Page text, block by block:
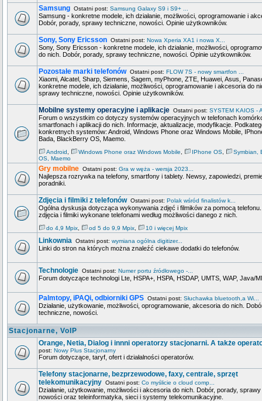
Samsung Ostatni post: Samsung Galaxy S9 i S9+ ...
Samsung - konkretne modele, ich działanie, możliwości, oprogramowanie i
Dobór, porady, sprawy techniczne, nowości. Opinie użytkowników.
Sony, Sony Ericsson Ostatni post: Nowa Xperia XA1 i nowa X...
Sony, Sony Ericsson - konkretne modele, ich działanie, możliwości,
do nich. Dobór, porady, sprawy techniczne, nowości. Opinie użytkowników.
Pozostałe marki telefonówOstatni post: FLOW 7S - nowy smartfon ...
Xiaomi, Alcatel, Sharp, Siemens, Sagem, myPhone, ZTE, Huawei, Asus,
konkretne modele, ich działanie, możliwości, oprogramowanie i akcesoria do
sprawy techniczne, nowości. Opinie użytkowników.
Mobilne systemy operacyjne i aplikacje Ostatni post: SYSTEM KAIOS -
Forum o wszystkim co dotyczy systemów operacyjnych w telefonach
smartfonach i aplikacji do nich. Informacje, aktualizacje, modyfikacje.
konkretnych systemów: Android, Windows Phone oraz Windows Mobile,
Bada, BlackBerry OS, Maemo.
Android Windows Phone oraz Windows Mobile IPhone OS
Symbian,
OS, Maemo
Gry mobilne Ostatni post: Gra w węża - wersja 2023...
Najlepsza rozrywka na telefony, smartfony i tablety. Newsy, zapowiedzi,
poradniki.
Zdjęcia i filmiki z telefonówOstatni post: Polak wśród finalistów k...
Ogólna dyskusja dotycząca wykonywania zdjęć i filmików za pomocą
zdjęcia i filmiki wykonane telefonami według możliwości danego z nich.
do 4,9 Mpix od 5 do 9,9 Mpix 10 i więcej Mpix
Linkownia Ostatni post: wymiana ogólna digitizer...
Linki do stron na których można znaleźć ciekawe dodatki do telefonów.
Technologie Ostatni post: Numer portu źródłowego -...
Forum dotyczące technologi Lte, HSPA+, HSPA, HSDAP, UMTS, WAP, Java/
Palmtopy, iPAQi, odbiorniki GPS Ostatni post: Słuchawka bluetooth,a Wi...
Działanie, użytkowanie, możliwości, oprogramowanie, akcesoria do nich.
techniczne, nowości.
Stacjonarne, VoIP
Orange, Netia, Dialog i innni operatorzy stacjonarni. A także
post: Nowy Plus Stacjonarny
Forum dotyczące, taryf, ofert i działalności operatorów.
Telefony stacjonarne, bezprzewodowe, faxy, centrale, sprzęt
telekomunikacyjny Ostatni post: Co myślicie o cloud comp...
Działanie, użytkowanie, możliwości i akcesoria do nich. Dobór, porady,
nowości oraz teleinformatyka, sieci i systemy telekomunikacyjne.